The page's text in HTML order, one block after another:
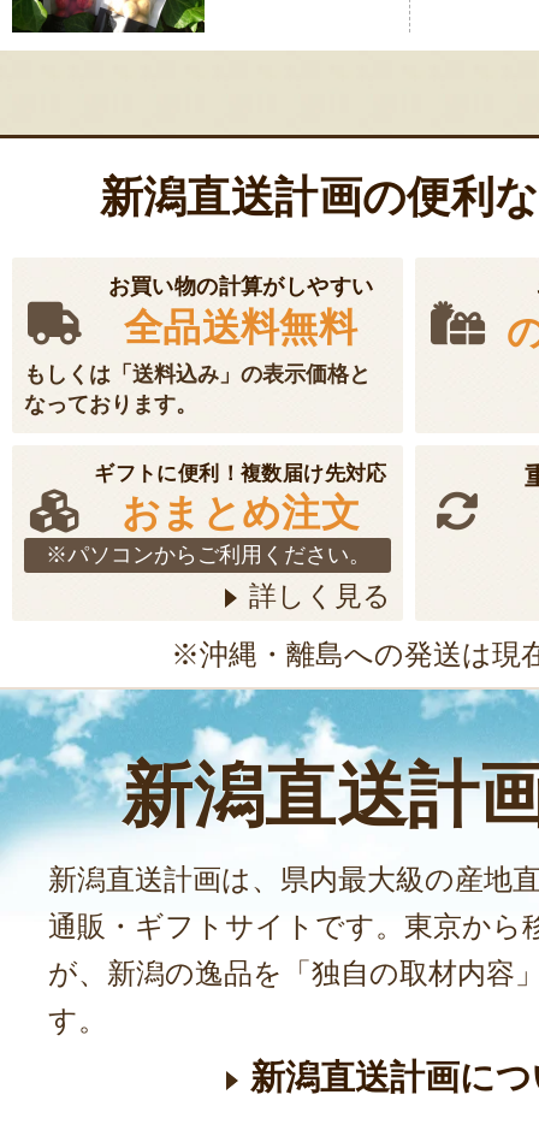
ゲ
新潟直送計画の便利
お買い物の計算がしやすい
全品送料無料
もしくは「送料込み」の表示価格と
なっております。
ギフトに便利！複数届け先対応
おまとめ注文
※パソコンからご利用ください。
詳しく見る
※沖縄・離島への発送は現
新潟直送計
新潟直送計画は、県内最大級の産地
通販・ギフトサイトです。東京から
が、新潟の逸品を「独自の取材内容
す。
新潟直送計画に